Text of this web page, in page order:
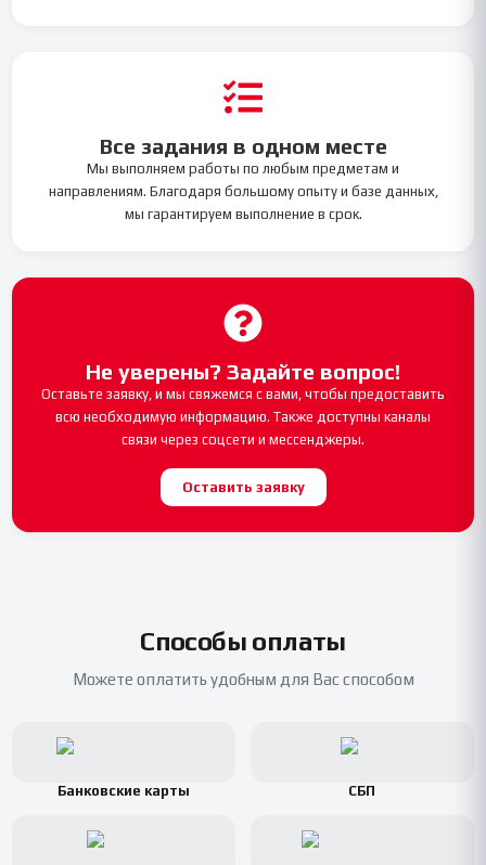
Все задания в одном месте
Мы выполняем работы по любым предметам и
направлениям. Благодаря большому опыту и базе данных,
мы гарантируем выполнение в срок.
Не уверены? Задайте вопрос!
Оставьте заявку, и мы свяжемся с вами, чтобы предоставить
всю необходимую информацию. Также доступны каналы
связи через соцсети и мессенджеры.
Оставить заявку
Способы оплаты
Можете оплатить удобным для Вас способом
Банковские карты СБП